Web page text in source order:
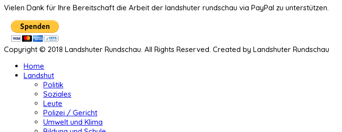
Vielen Dank für Ihre Bereitschaft die Arbeit der landshuter rundschau via PayPal zu unterstützen.
Copyright © 2018 Landshuter Rundschau. All Rights Reserved. Created by Landshuter Rundschau
Home
Landshut
Politik
Soziales
Leute
Polizei / Gericht
Umwelt und Klima